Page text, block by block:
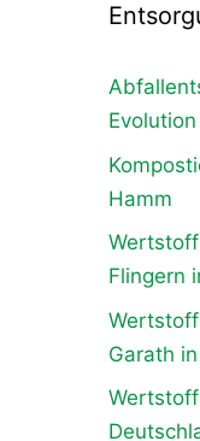
Hamm
Flingern
Garath